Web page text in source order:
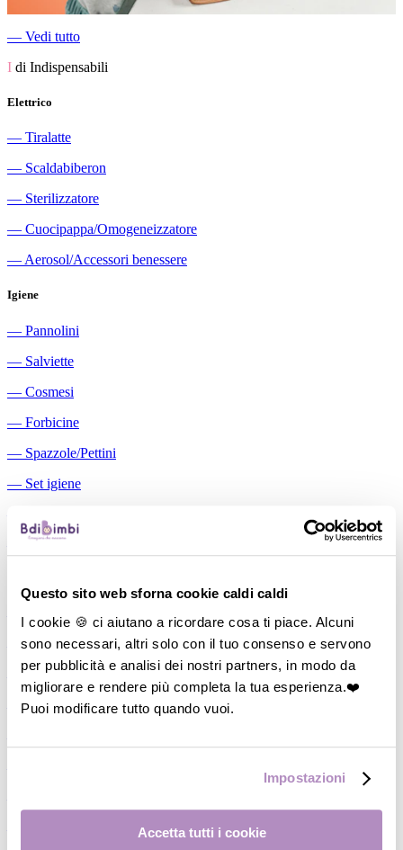
Questo sito web sforna cookie caldi caldi
I cookie 🍪 ci aiutano a ricordare cosa ti piace. Alcuni
sono necessari, altri solo con il tuo consenso e servono
per pubblicità e analisi dei nostri partners, in modo da
migliorare e rendere più completa la tua esperienza.❤️
Puoi modificare tutto quando vuoi.
Impostazioni
Accetta tutti i cookie
― Vedi tutto
I di Indispensabili
Elettrico
― Tiralatte
― Scaldabiberon
― Sterilizzatore
― Cuocipappa/Omogeneizzatore
― Aerosol/Accessori benessere
Igiene
― Pannolini
― Salviette
― Cosmesi
― Forbicine
― Spazzole/Pettini
― Set igiene
Aspiratori nasali manuali
―
Cuscini allattamento
―Biberon
―
Tettarelle
―Succhietti
Conservalatte Materno